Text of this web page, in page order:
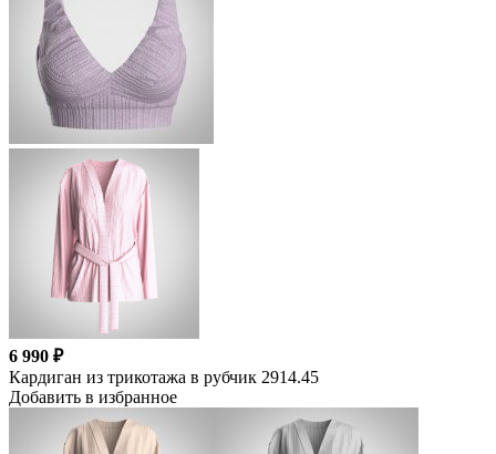
6 990 ₽
Кардиган из трикотажа в рубчик 2914.45
Добавить в избранное